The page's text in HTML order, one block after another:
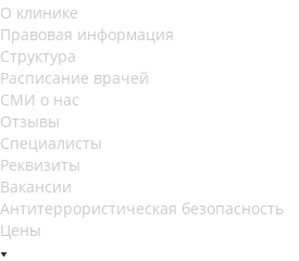
О клинике
Правовая информация
Структура
Расписание врачей
СМИ о нас
Отзывы
Специалисты
Реквизиты
Вакансии
Антитеррористическая безопасность
Цены